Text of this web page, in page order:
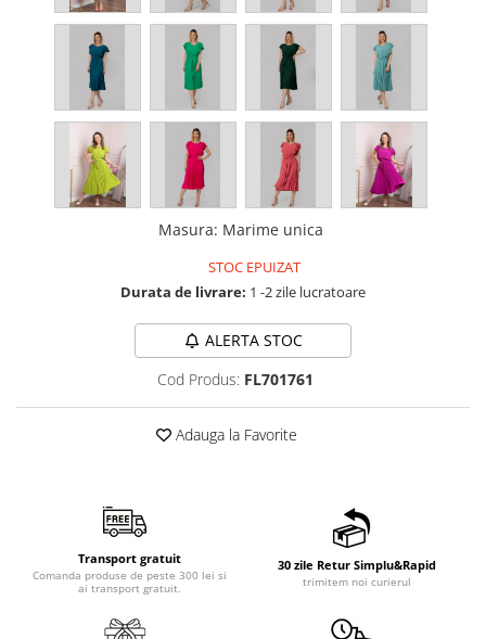
Masura: Marime unica
STOC EPUIZAT
Durata de livrare: 1 -2 zile lucratoare
ALERTA STOC
Cod Produs: FL701761
Adauga la Favorite
Transport gratuit
Comanda produse de peste 300 lei si
ai transport gratuit.
30 zile Retur Simplu&Rapid
trimitem noi curierul